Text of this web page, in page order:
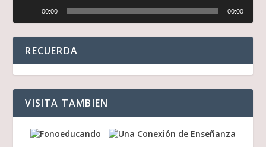
audio
00:00 00:00
RECUERDA
VISITA TAMBIEN